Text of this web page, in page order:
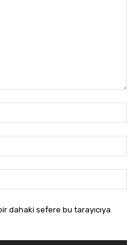
dahaki sefere bu tarayıcıya